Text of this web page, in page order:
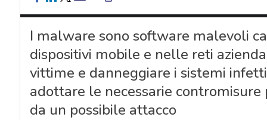
I malware sono software malevoli
dispositivi mobile e nelle reti
vittime e danneggiare i sistemi
adottare le necessarie contromisure
da un possibile attacco